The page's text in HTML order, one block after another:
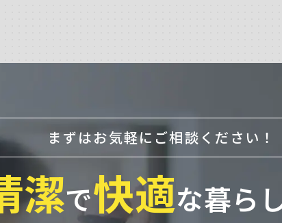
まずはお気軽にご相談ください！
潔で快適な暮ら